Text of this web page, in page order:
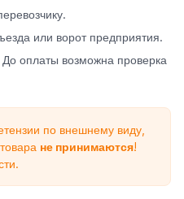
или ворот предприятия.
оплаты возможна проверка
по внешнему виду,
не принимаются!